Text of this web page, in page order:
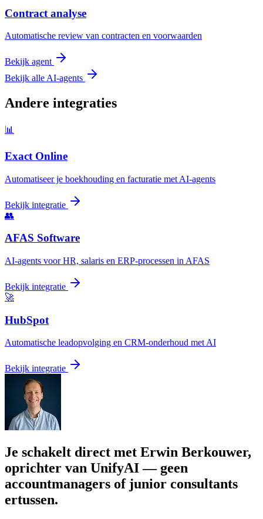
Contract analyse
Automatische review van contracten en voorwaarden
Bekijk agent
Bekijk alle AI-agents
Andere integraties
📊
Exact Online
Automatiseer je boekhouding en facturatie met AI-agents
Bekijk integratie
👥
AFAS Software
AI-agents voor HR, salaris en ERP-processen in AFAS
Bekijk integratie
🚀
HubSpot
Automatische leadopvolging en CRM-onderhoud met AI
Bekijk integratie
Je schakelt direct met Erwin Berkouwer,
oprichter van UnifyAI — geen
accountmanagers of junior consultants
ertussen.